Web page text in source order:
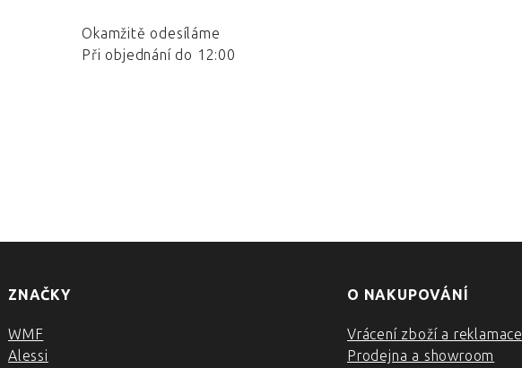
Okamžitě odesíláme
Při objednání do 12:00
ZNAČKY
WMF
Alessi
O NAKUPOVÁNÍ
Vrácení zboží a reklamace
Prodejna a showroom